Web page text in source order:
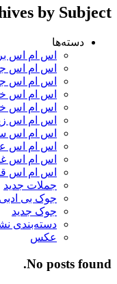
by Subject:
دسته‌ها
اس ام اس
اس ام اس
اس ام اس
اس ام اس
اس ام اس
اس ام اس
اس ام اس
اس ام اس
اس ام اس
اس ام اس
جملات جدید
جوک بی ادبی
جوک جدید
دسته‌بندی
عکس
No posts found.